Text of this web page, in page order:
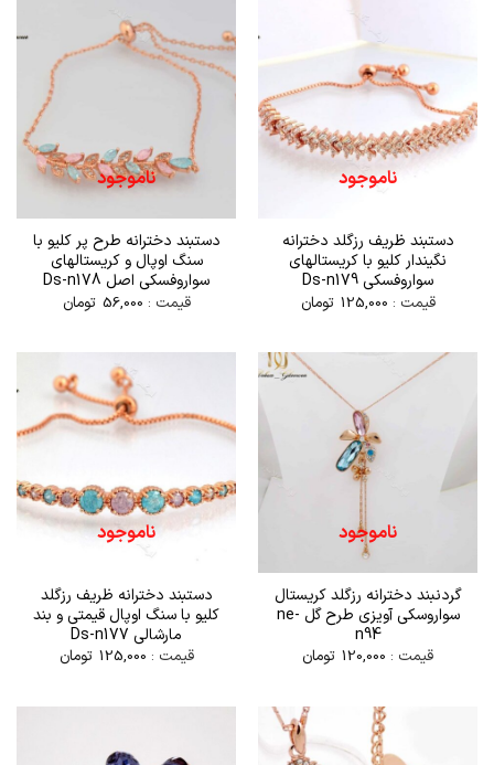
ناموجود
دستبند ظریف رزگلد دخترانه
نگیندار کلیو با کریستالهای
سواروفسکی Ds-n179
قیمت : 125,000 تومان
ناموجود
دستبند دخترانه طرح پر کلیو با
سنگ اوپال و کریستالهای
سواروفسکی اصل Ds-n178
قیمت : 56,000 تومان
ناموجود
گردنبند دخترانه رزگلد کریستال
سواروسکی آویزی طرح گل ne-
n94
قیمت : 120,000 تومان
ناموجود
دستبند دخترانه ظریف رزگلد
کلیو با سنگ اوپال قیمتی و بند
مارشالی Ds-n177
قیمت : 125,000 تومان